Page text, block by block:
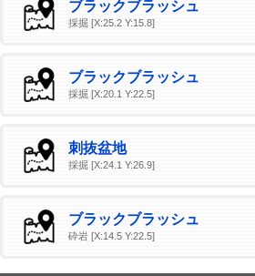
ブラックブラッシュ
採掘 [X:25.2 Y:15.8]
ブラックブラッシュ
採掘 [X:20.1 Y:22.5]
刺抜盆地
採掘 [X:24.1 Y:26.9]
ブラックブラッシュ
砕岩 [X:14.5 Y:22.5]